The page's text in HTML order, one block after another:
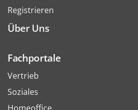
Registrieren
Über Uns
Fachportale
Vertrieb
Soziales